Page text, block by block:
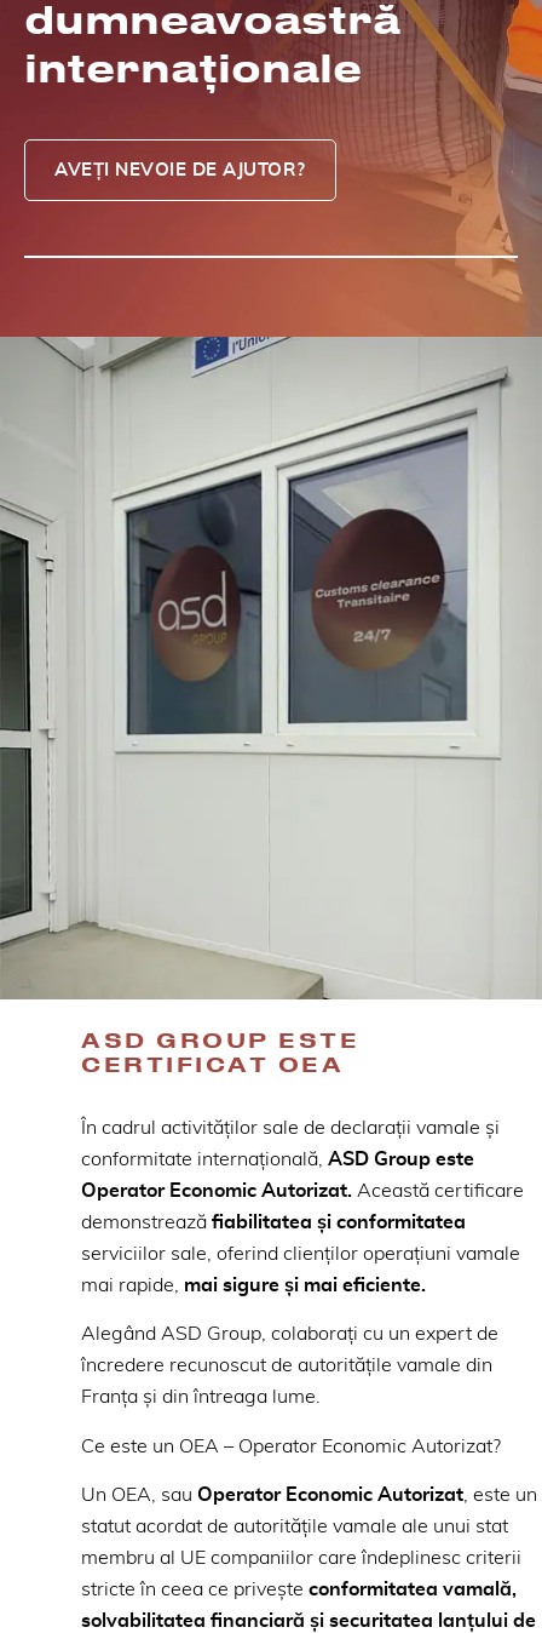
dumneavoastră
internaționale
AVEȚI NEVOIE DE AJUTOR?
ASD GROUP ESTE
CERTIFICAT OEA
În cadrul activităților sale de declarații vamale și
conformitate internațională,ASD Group este
Operator Economic Autorizat. Această certificare
demonstreazăfiabilitatea și conformitatea
serviciilor sale, oferind clienților operațiuni vamale
mai rapide, mai sigure și mai eficiente.
Alegând ASD Group, colaborați cu un expert de
încredere recunoscut de autoritățile vamale din
Franța și din întreaga lume.
Ce este un OEA – Operator Economic Autorizat?
Un OEA, sau Operator Economic Autorizat , este un
statut acordat de autoritățile vamale ale unui stat
membru al UE companiilor care îndeplinesc criterii
stricte în ceea ce priveșteconformitatea vamală,
solvabilitatea financiară și securitatea lanțului de